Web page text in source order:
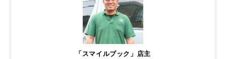
「スマイルブック」店主